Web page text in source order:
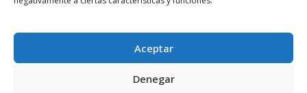
Aceptar
Denegar